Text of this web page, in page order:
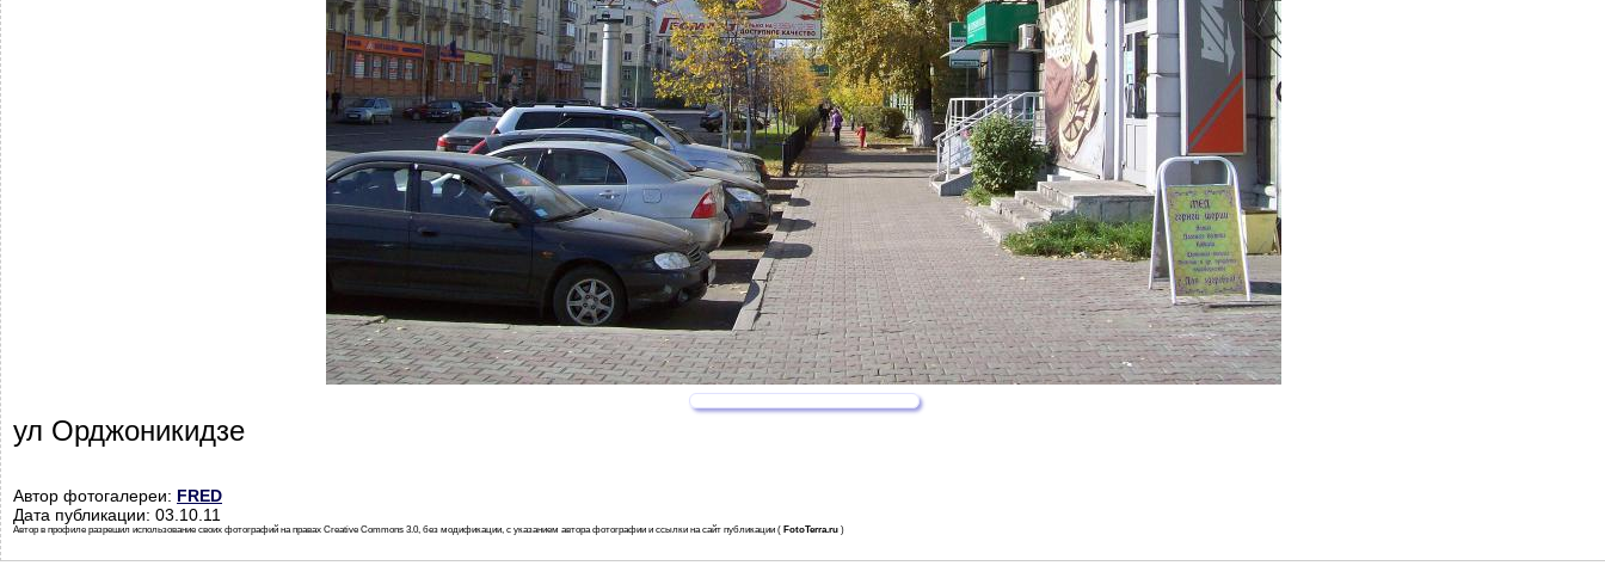
ул Орджоникидзе
Автор фотогалереи: FRED
Дата публикации: 03.10.11
Автор в профиле разрешил использование своих фотографий на правах Creative Commons 3.0, без модификации, с указанием автора фотографии и ссылки на сайт публикации ( FotoTerra.ru )